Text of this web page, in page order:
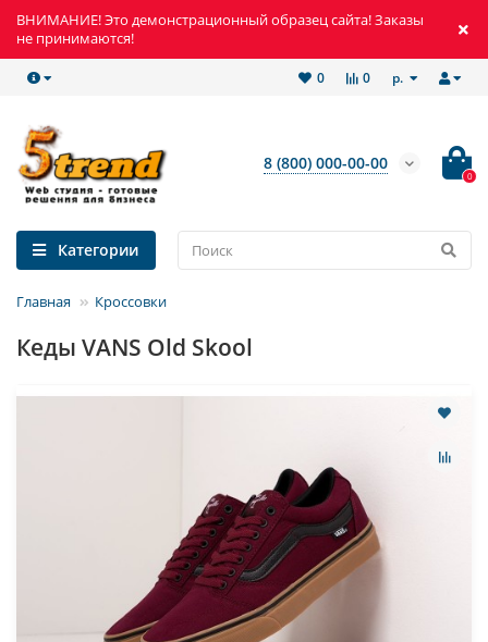
ВНИМАНИЕ! Это демонстрационный образец сайта! Заказы
не принимаются!
р.
0
0
8 (800) 000-00-00
0
Категории
Главная Кроссовки
Кеды VANS Old Skool